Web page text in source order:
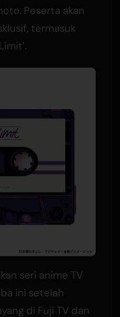
Peserta akan
termasuk
seri anime TV
ini setelah
di Fuji TV dan